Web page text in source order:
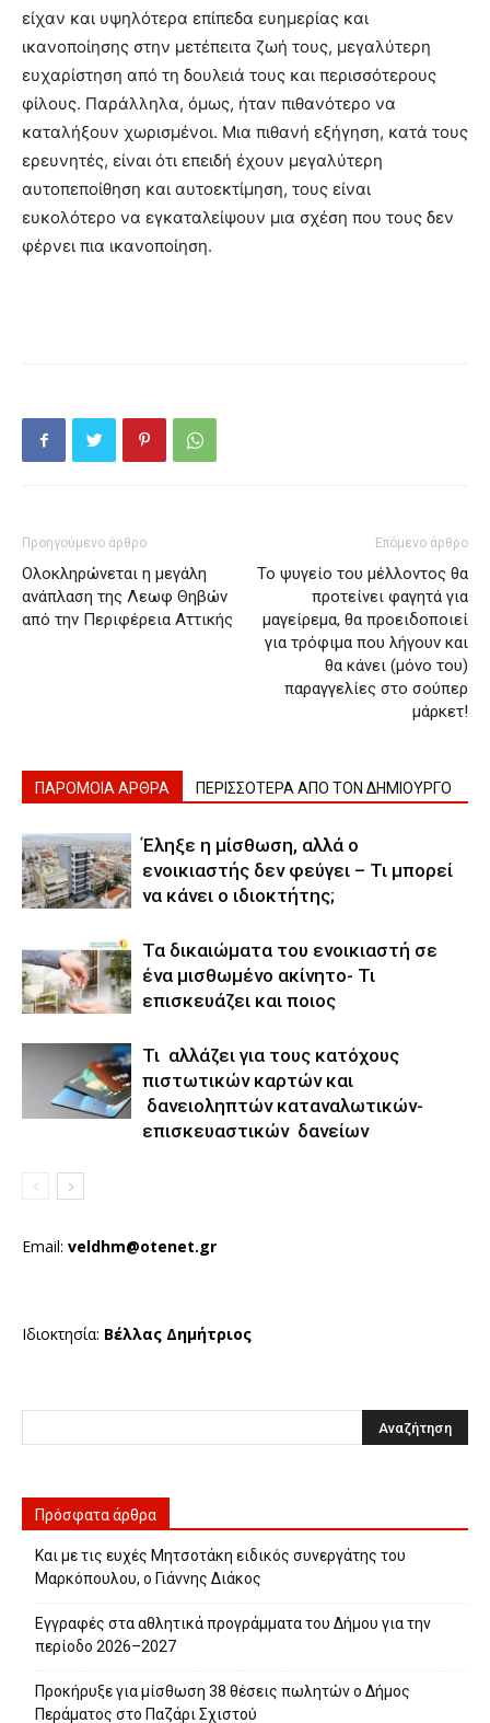
είχαν και υψηλότερα επίπεδα ευημερίας και
ικανοποίησης στην μετέπειτα ζωή τους, μεγαλύτερη
ευχαρίστηση από τη δουλειά τους και περισσότερους
φίλους. Παράλληλα, όμως, ήταν πιθανότερο να
καταλήξουν χωρισμένοι. Μια πιθανή εξήγηση, κατά τους
ερευνητές, είναι ότι επειδή έχουν μεγαλύτερη
αυτοπεποίθηση και αυτοεκτίμηση, τους είναι
ευκολότερο να εγκαταλείψουν μια σχέση που τους δεν
φέρνει πια ικανοποίηση.
Προηγούμενο άρθρο
Ολοκληρώνεται η μεγάλη
ανάπλαση της Λεωφ Θηβών
από την Περιφέρεια Αττικής
Επόμενο άρθρο
Το ψυγείο του μέλλοντος θα
προτείνει φαγητά για
μαγείρεμα, θα προειδοποιεί
για τρόφιμα που λήγουν και
θα κάνει (μόνο του)
παραγγελίες στο σούπερ
μάρκετ!
ΠΑΡΟΜΟΙΑ ΑΡΘΡΑ ΠΕΡΙΣΣΟΤΕΡΑ ΑΠΟ ΤΟΝ ΔΗΜΙΟΥΡΓΟ
Έληξε η μίσθωση, αλλά ο
ενοικιαστής δεν φεύγει – Τι μπορεί
να κάνει ο ιδιοκτήτης;
Τα δικαιώματα του ενοικιαστή σε
ένα μισθωμένο ακίνητο- Τι
επισκευάζει και ποιος
Τι αλλάζει για τους κατόχους
πιστωτικών καρτών και
δανειοληπτών καταναλωτικών-
επισκευαστικών δανείων
Email: veldhm@otenet.gr
Ιδιοκτησία: Βέλλας Δημήτριος
Πρόσφατα άρθρα
Και με τις ευχές Μητσοτάκη ειδικός συνεργάτης του
Μαρκόπουλου, ο Γιάννης Διάκος
Εγγραφές στα αθλητικά προγράμματα του Δήμου για την
περίοδο 2026–2027
Προκήρυξε για μίσθωση 38 θέσεις πωλητών ο Δήμος
Περάματος στο Παζάρι Σχιστού